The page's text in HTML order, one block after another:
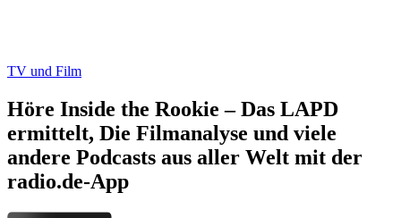
TV und Film
Höre Inside the Rookie – Das LAPD
ermittelt, Die Filmanalyse und viele
andere Podcasts aus aller Welt mit der
radio.de-App